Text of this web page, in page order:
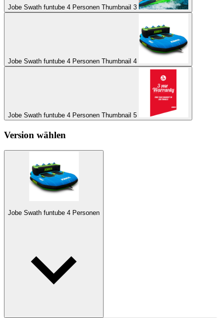
Jobe Swath funtube 4 Personen Thumbnail 3
Jobe Swath funtube 4 Personen Thumbnail 4
Jobe Swath funtube 4 Personen Thumbnail 5
Version wählen
Jobe Swath funtube 4 Personen